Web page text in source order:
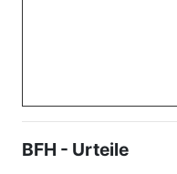
BFH - Urteile